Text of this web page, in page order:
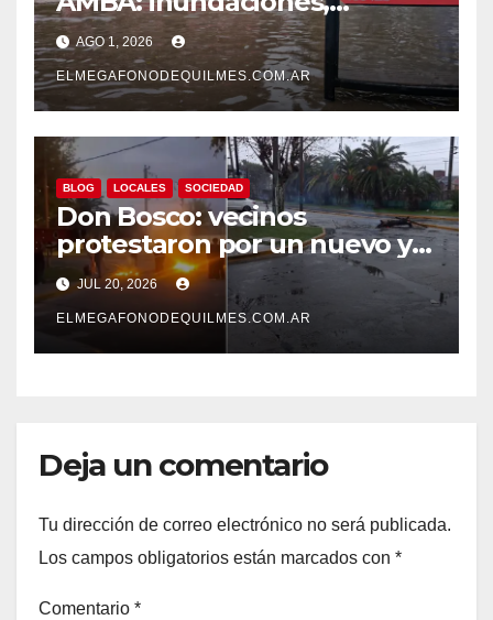
destrozos y más de 60 mil
usuarios sin luz
AGO 1, 2026
ELMEGAFONODEQUILMES.COM.AR
BLOG LOCALES SOCIEDAD
Don Bosco: vecinos
protestaron por un nuevo y
prolongado corte de luz tras
inundarse una cámara de
Edesur
JUL 20, 2026
ELMEGAFONODEQUILMES.COM.AR
Deja un comentario
Tu dirección de correo electrónico no será publicada.
Los campos obligatorios están marcados con *
Comentario *